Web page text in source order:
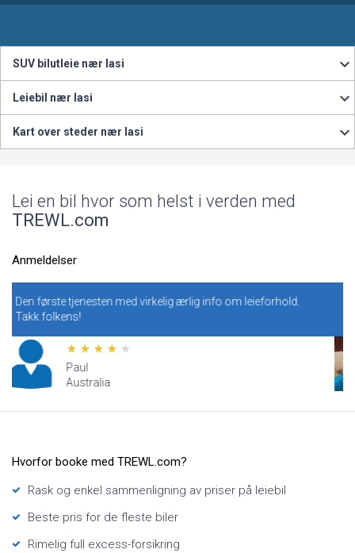
SUV bilutleie nær Iasi
Leiebil nær Iasi
Kart over steder nær Iasi
Lei en bil hvor som helst i verden med
TREWL.com
Anmeldelser
virkelig ærlig info om leieforhold.
Vi har bestilt en bil på
Hvorfor booke med TREWL.com?
Rask og enkel sammenligning av priser på leiebil
Beste pris for de fleste biler
Rimelig full excess-forsikring